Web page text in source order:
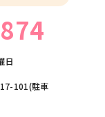
日
101(駐車